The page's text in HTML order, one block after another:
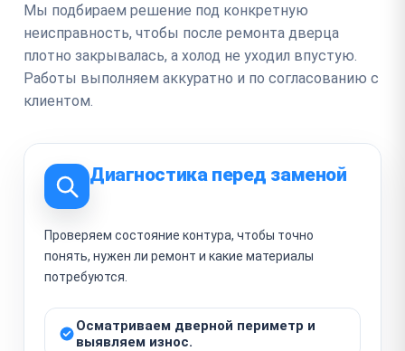
Мы подбираем решение под конкретную
неисправность, чтобы после ремонта дверца
плотно закрывалась, а холод не уходил впустую.
Работы выполняем аккуратно и по согласованию с
клиентом.
Диагностика перед заменой
Проверяем состояние контура, чтобы точно
понять, нужен ли ремонт и какие материалы
потребуются.
Осматриваем дверной периметр и
выявляем износ.